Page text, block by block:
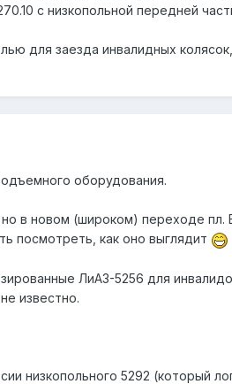
с низкопольной передней
для заезда инвалидных
оборудования.
в новом (широком) переходе пл.
посмотреть, как оно выглядит
ЛиАЗ-5256 для
известно.
низкопольного 5292 (который